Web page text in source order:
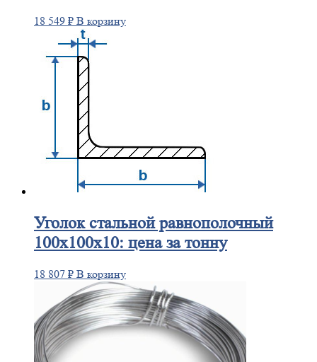
18 549 ₽ В корзину
Уголокстальной равнополочный
100х100х10: цена за тонну
18 807 ₽ В корзину